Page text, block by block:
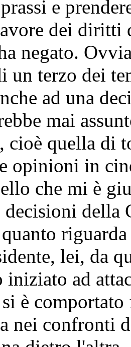
e
dei diritti
negato.
un terzo dei
ad una
mai
cioè quella di
opinioni in
che mi è
decisioni della
lei, da
iniziato ad
è comportato
nei confronti